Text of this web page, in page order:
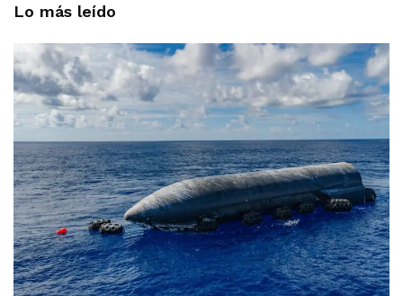
Lo más leído